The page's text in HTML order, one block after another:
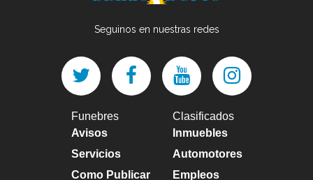
Seguinos en nuestras redes
Funebres
Avisos
Servicios
Como Publicar
Clasificados
Inmuebles
Automotores
Empleos